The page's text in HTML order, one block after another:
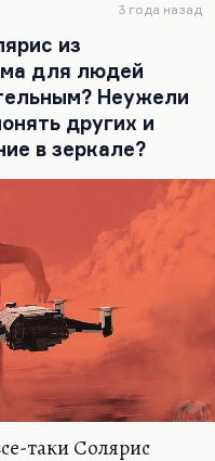
здесь: убивая идею
свободной, убивая
человеческой
вы
поэтому мир
3 года назад
из
для людей
Неужели
других и
в зеркале?
таки Солярис